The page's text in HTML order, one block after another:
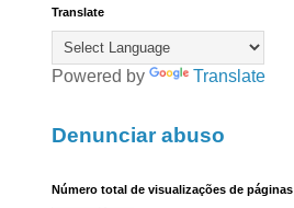
Translate
Powered by Translate
Denunciar abuso
Número total de visualizações de páginas